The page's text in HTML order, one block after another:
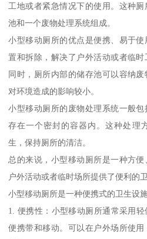
工地或者紧急情况下的使用。这种
池和一个废物处理系统组成。
小型移动厕所的优点是便携、易于
置和拆除，解决了户外活动或者临时
同时，厕所内部的储存池可以容纳
对环境造成的影响较小。
小型移动厕所的废物处理系统一般
存在一个密封的容器内。这种处理
生，保持厕所的清洁。
总的来说，小型移动厕所是一种方
户外活动或者临时场所提供了便利的卫
小型移动厕所是一种便携式的卫生设
1. 便携性：小型移动厕所通常采用
便携带和移动。可以在户外场所使